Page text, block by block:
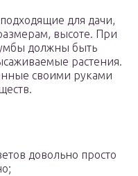
для дачи,
высоте. При
должны быть
растения.
своими руками
довольно просто